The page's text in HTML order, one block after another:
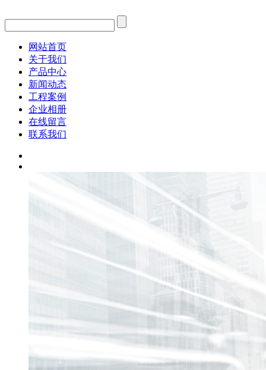
网站首页
关于我们
产品中心
新闻动态
工程案例
企业相册
在线留言
联系我们